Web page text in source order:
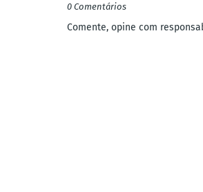
0 Comentários
Comente, opine com